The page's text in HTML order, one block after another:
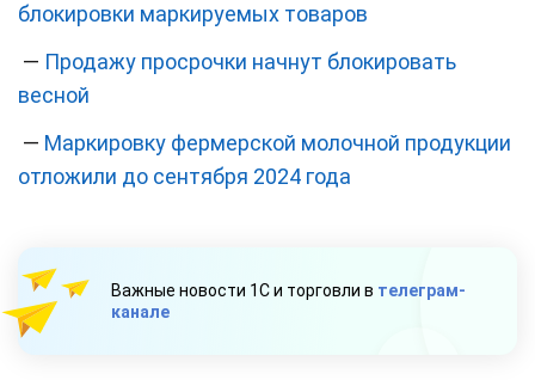
блокировки маркируемых товаров
— Продажу просрочки начнут блокировать
весной
— Маркировку фермерской молочной продукции
отложили до сентября 2024 года
Важные новости 1С и торговли в телеграм-
канале